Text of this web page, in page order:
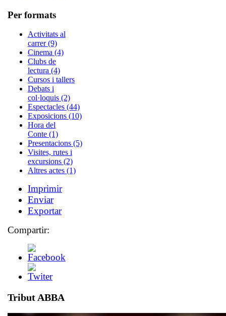
Per formats
Activitats al
carrer (9)
Cinema (4)
Clubs de
lectura (4)
Cursos i tallers
Debats i
col·loquis (2)
Espectacles (44)
Exposicions (10)
Hora del
Conte (1)
Presentacions (5)
Visites, rutes i
excursions (2)
Altres actes (1)
Imprimir
Enviar
Exportar
Compartir:
Tribut ABBA